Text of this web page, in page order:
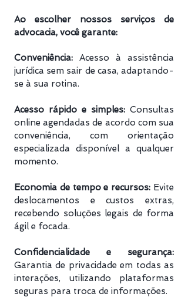
Ao escolher nossos serviços de
advocacia, você garante:
Conveniência: Acesso à assistência
jurídica sem sair de casa, adaptando-
se à sua rotina.
Acesso rápido e simples: Consultas
online agendadas de acordo com sua
conveniência, com orientação
especializada disponível a qualquer
momento.
Economia de tempo e recursos: Evite
deslocamentos e custos extras,
recebendo soluções legais de forma
ágil e focada.
Confidencialidade e segurança:
Garantia de privacidade em todas as
interações, utilizando plataformas
seguras para troca de informações.